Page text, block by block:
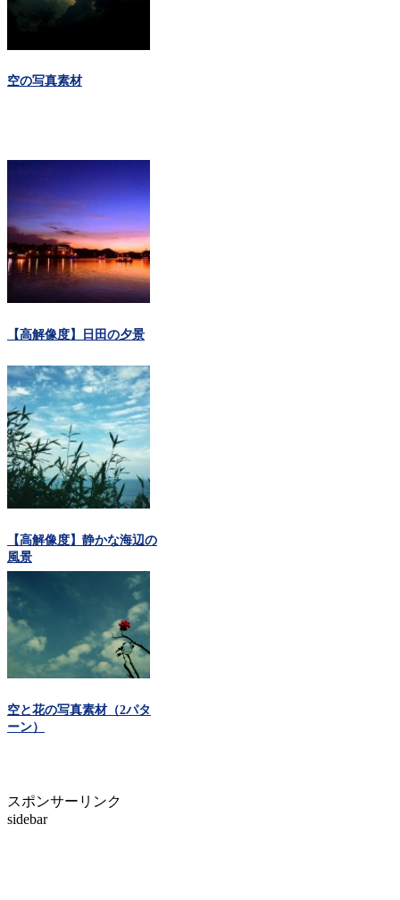
空の写真素材
【高解像度】日田の夕景
【高解像度】静かな海辺の
風景
空と花の写真素材（2パタ
ーン）
スポンサーリンク
sidebar